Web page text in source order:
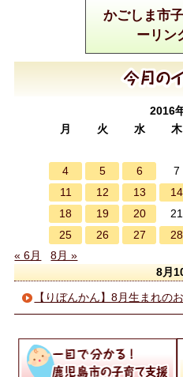
かごしま市
ーリン
2016
月
火 水 木
4
5 6 7
11
12 13 14
18
19 20 21
25
26 27 28
« 6月
8月 »
8月
【りぼんかん】8月生まれの